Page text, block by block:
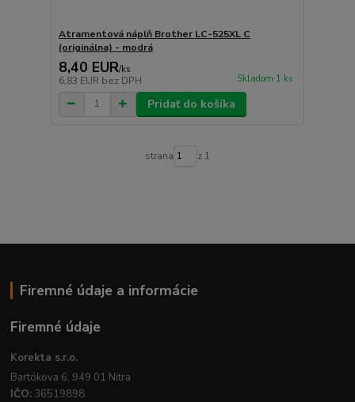
Atramentová náplň Brother LC-525XL C
(originálna) - modrá
8,40 EUR/ks
6,83 EUR bez DPH Skladom 1 ks
Pridať do košíka
strana z 1
Firemné údaje a informácie
Firemné údaje
Korekta s.r.o.
Bartókova 6, 949 01 Nitra
IČO: 36519898